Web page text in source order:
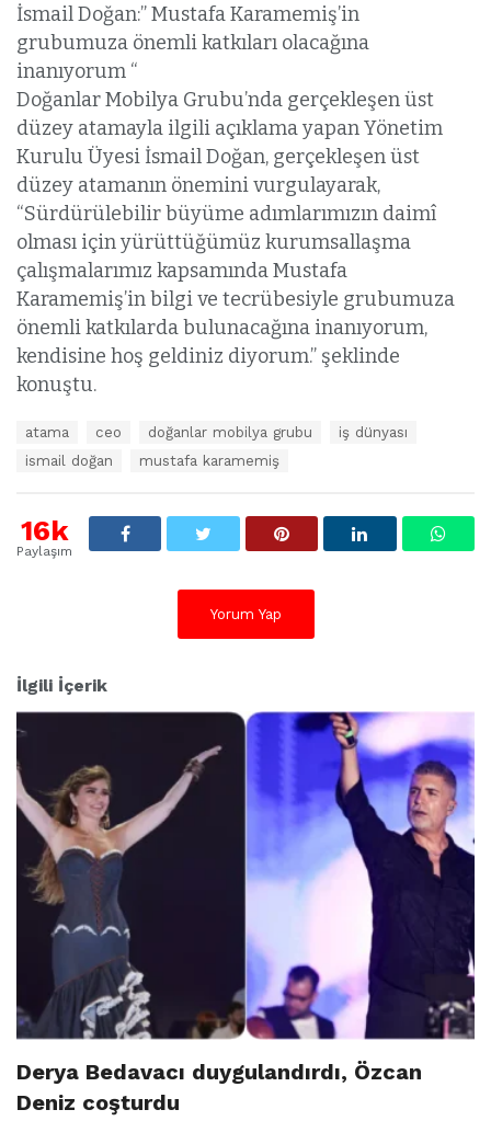
İsmail Doğan:” Mustafa Karamemiş’in
grubumuza önemli katkıları olacağına
inanıyorum “
Doğanlar Mobilya Grubu’nda gerçekleşen üst
düzey atamayla ilgili açıklama yapan Yönetim
Kurulu Üyesi İsmail Doğan, gerçekleşen üst
düzey atamanın önemini vurgulayarak,
“Sürdürülebilir büyüme adımlarımızın daimî
olması için yürüttüğümüz kurumsallaşma
çalışmalarımız kapsamında Mustafa
Karamemiş’in bilgi ve tecrübesiyle grubumuza
önemli katkılarda bulunacağına inanıyorum,
kendisine hoş geldiniz diyorum.” şeklinde
konuştu.
t
l
atama ceo doğanlar mobilya grubu
iş dünyası
ismail doğan
mustafa karamemiş
16k
Paylaşım
Yorum Yap
İlgili İçerik
Derya Bedavacı duygulandırdı, Özcan
Deniz coşturdu